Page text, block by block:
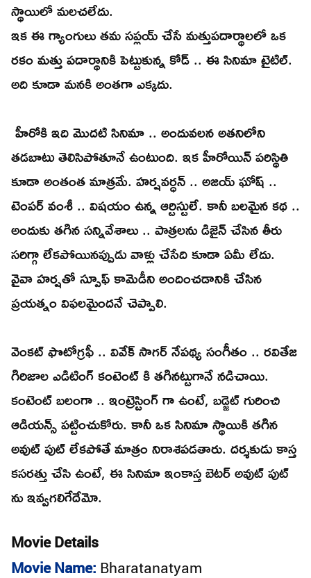
స్థాయిలో మలచలేదు.
ఇక ఈ గ్యాంగులు తమ సప్లయ్ చేసే మత్తుపదార్థాలలో ఒక
రకం మత్తు పదార్థానికి పెట్టుకున్న కోడ్ .. ఈ సినిమా టైటిల్.
అది కూడా మనకి అంతగా ఎక్కదు.
హీరోకి ఇది మొదటి సినిమా .. అందువలన అతనిలోని
తడబాటు తెలిసిపోతూనే ఉంటుంది. ఇక హీరోయిన్ పరిస్థితి
కూడా అంతంత మాత్రమే. హర్షవర్ధన్ .. అజయ్ ఘోష్ ..
టెంపర్ వంశీ .. విషయం ఉన్న ఆర్టిస్టులే. కానీ బలమైన కథ ..
అందుకు తగిన సన్నివేశాలు .. పాత్రలను డిజైన్ చేసిన తీరు
సరిగ్గా లేకపోయినప్పుడు వాళ్లు చేసేది కూడా ఏమీ లేదు.
వైవా హర్షతో స్పూఫ్ కామెడీని అందించడానికి చేసిన
ప్రయత్నం విఫలమైందనే చెప్పాలి.
వెంకట్ ఫొటోగ్రఫీ .. వివేక్ సాగర్ నేపథ్య సంగీతం .. రవితేజ
గిరిజాల ఎడిటింగ్ కంటెంట్ కి తగినట్టుగానే నడిచాయి.
కంటెంట్ బలంగా .. ఇంట్రెస్టింగ్ గా ఉంటే, బడ్జెట్ గురించి
ఆడియన్స్ పట్టించుకోరు. కానీ ఒక సినిమా స్థాయికి తగిన
అవుట్ పుట్ లేకపోతే మాత్రం నిరాశపడతారు. దర్శకుడు కాస్త
కసరత్తు చేసి ఉంటే, ఈ సినిమా ఇంకాస్త బెటర్ అవుట్ పుట్
ను ఇవ్వగలిగేదేమో.
Movie Details
Movie Name: Bharatanatyam